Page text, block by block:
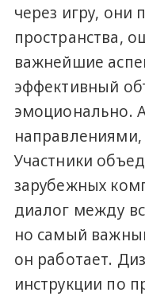
через игру, они
пространства,
важнейшие
эффективный
эмоционально.
направлениями,
Участники
зарубежных
диалог между
но самый
он работает.
инструкции по